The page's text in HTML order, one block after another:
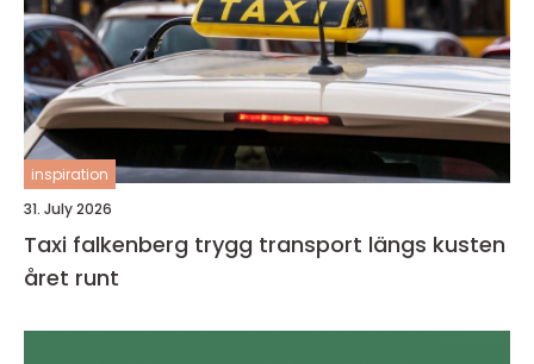
inspiration
31. July 2026
Taxi falkenberg trygg transport längs kusten
året runt